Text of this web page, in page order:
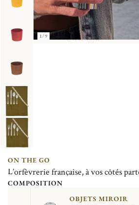
1/9
ON THE GO
L’orfèvrerie française, à vos côtés
COMPOSITION
OBJETS MIROIR